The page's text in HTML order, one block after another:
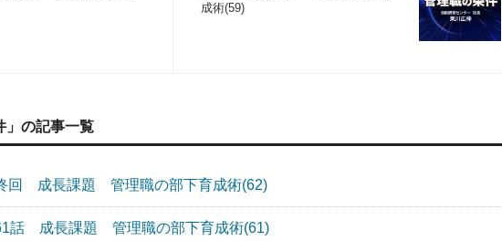
成術(59)
」の記事一覧
回 成長課題 管理職の部下育成術(62)
話 成長課題 管理職の部下育成術(61)